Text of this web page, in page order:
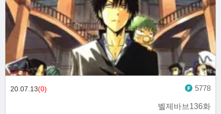
벨제바브136화
20.07.13(0) 5778